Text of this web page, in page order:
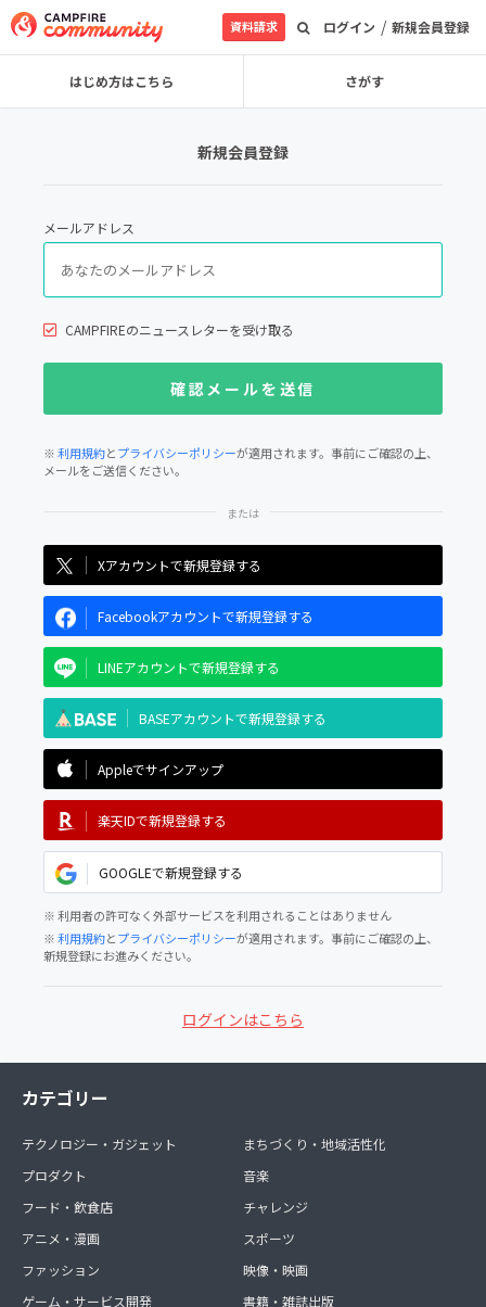
ログイン / 新規会員登録
資料請求
はじめ方はこちら さがす
新規会員登録
メールアドレス
CAMPFIREのニュースレターを受け取る
※利用規約とプライバシーポリシーが適用されます。事前にご確認の上、
メールをご送信ください。
Xアカウントで新規登録する
Facebookアカウントで新規登録する
LINEアカウントで新規登録する
BASEアカウントで新規登録する
Appleでサインアップ
楽天IDで新規登録する
GOOGLEで新規登録する
※ 利用者の許可なく外部サービスを利用されることはありません
※利用規約とプライバシーポリシーが適用されます。事前にご確認の上、
新規登録にお進みください。
ログインはこちら
カテゴリー
テクノロジー・ガジェット
プロダクト
フード・飲食店
アニメ・漫画
ファッション
ゲーム・サービス開発
まちづくり・地域活性化
音楽
チャレンジ
スポーツ
映像・映画
書籍・雑誌出版